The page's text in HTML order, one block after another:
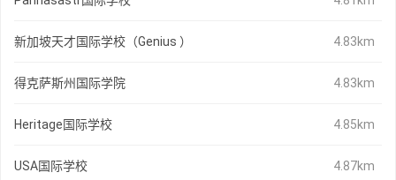
新加坡天才国际学校（Genius ） 4.83km
得克萨斯州国际学院 4.83km
Heritage国际学校 4.85km
USA国际学校 4.87km